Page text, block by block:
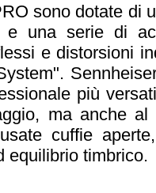
sono dotate di
una serie di
e distorsioni
più
ma anche
cuffie
equilibrio timbrico.